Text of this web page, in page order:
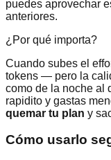
puedes aprovechar
anteriores.
¿Por qué importa?
Cuando subes el
tokens — pero la
como de la noche al
rapidito y gastas
quemar tu plan y
Cómo usarlo